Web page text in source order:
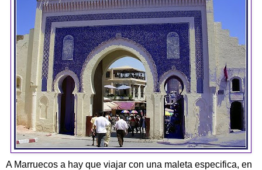
A Marruecos a hay que viajar con una maleta especifica, en